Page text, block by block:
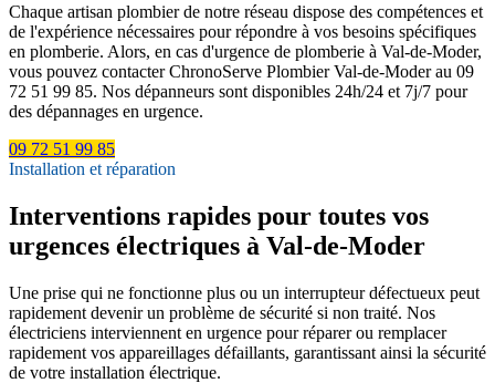
Chaque artisan plombier de notre réseau dispose des compétences et
de l'expérience nécessaires pour répondre à vos besoins spécifiques
en plomberie. Alors, en cas d'urgence de plomberie à Val-de-Moder,
vous pouvez contacter ChronoServe Plombier Val-de-Moder au 09
72 51 99 85. Nos dépanneurs sont disponibles 24h/24 et 7j/7 pour
des dépannages en urgence.
09 72 51 99 85
Installation et réparation
Interventions rapides pour toutes vos
urgences électriques à Val-de-Moder
Une prise qui ne fonctionne plus ou un interrupteur défectueux peut
rapidement devenir un problème de sécurité si non traité. Nos
électriciens interviennent en urgence pour réparer ou remplacer
rapidement vos appareillages défaillants, garantissant ainsi la sécurité
de votre installation électrique.